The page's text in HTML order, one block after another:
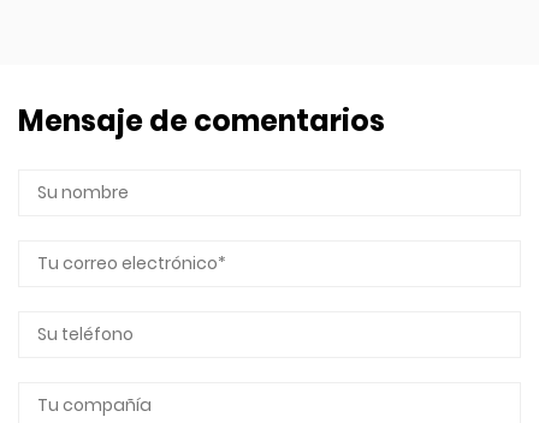
Mensaje de comentarios